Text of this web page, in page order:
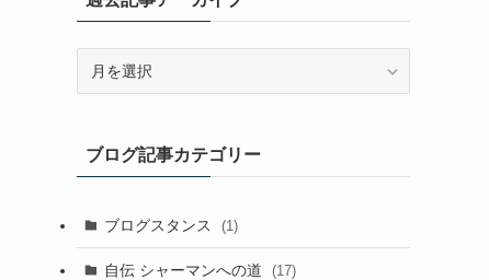
ア
ー
イ
ブ
ブログ記事カテゴリー
ブログスタンス (1)
自伝 シャーマンへの道 (17)